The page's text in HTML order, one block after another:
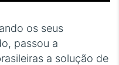
os seus
passou a
a solução de